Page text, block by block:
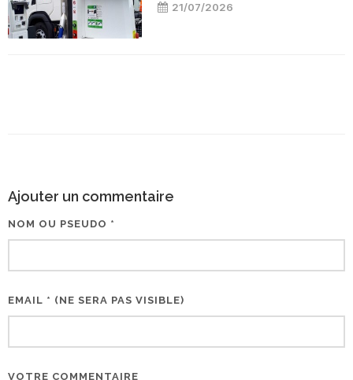
21/07/2026
Ajouter un commentaire
NOM OU PSEUDO *
EMAIL * (NE SERA PAS VISIBLE)
VOTRE COMMENTAIRE